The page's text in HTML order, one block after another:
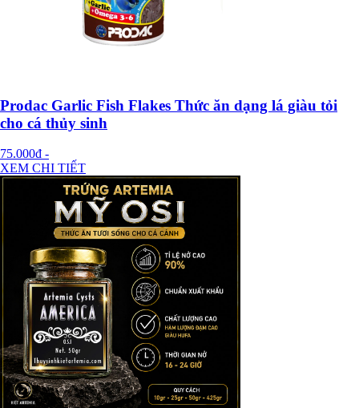
Prodac Garlic Fish Flakes Thức ăn dạng lá giàu tỏi
cho cá thủy sinh
75.000đ -
XEM CHI TIẾT